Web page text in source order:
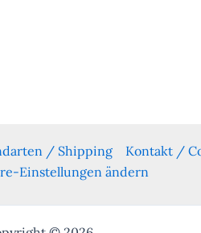
/ Shipping Kontakt /
Einstellungen ändern